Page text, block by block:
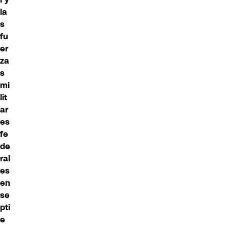
la
s
fu
er
za
s
mi
lit
ar
es
fe
de
ral
es
en
se
pti
e